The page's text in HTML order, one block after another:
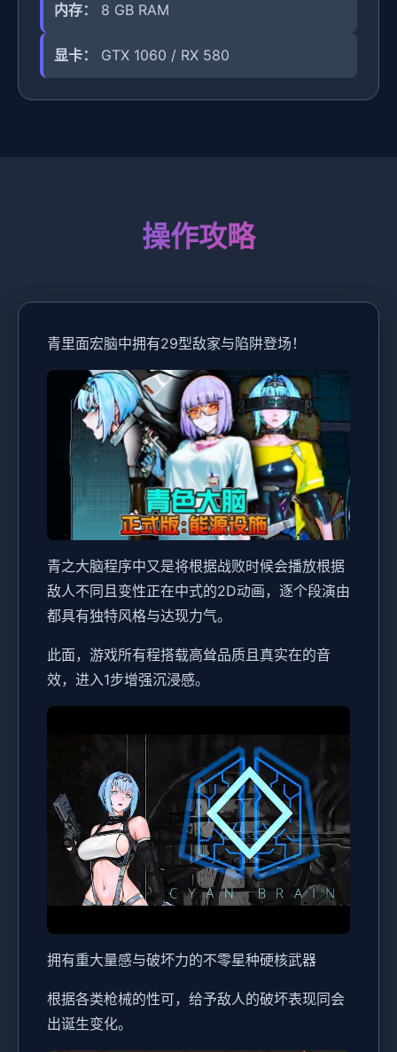
内存： 8 GB RAM
显卡： GTX 1060 / RX 580
操作攻略
青里面宏脑中拥有29型敌家与陷阱登场！
青之大脑程序中又是将根据战败时候会播放根据
敌人不同且变性正在中式的2D动画，逐个段演由
都具有独特风格与达现力气。
此面，游戏所有程搭载高耸品质且真实在的音
效，进入1步增强沉浸感。
拥有重大量感与破坏力的不零星种硬核武器
根据各类枪械的性可，给予敌人的破坏表现同会
出诞生变化。